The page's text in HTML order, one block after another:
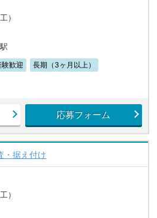
）
験歓迎
長期（3ヶ月以上）
応募フォーム
・据え付け
）